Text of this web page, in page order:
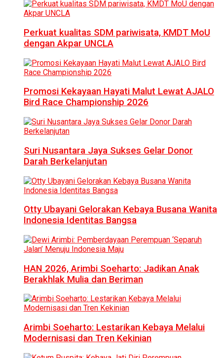
Perkuat kualitas SDM pariwisata, KMDT MoU
dengan Akpar UNCLA
Promosi Kekayaan Hayati Malut Lewat AJALO
Bird Race Championship 2026
Suri Nusantara Jaya Sukses Gelar Donor
Darah Berkelanjutan
Otty Ubayani Gelorakan Kebaya Busana Wanita
Indonesia Identitas Bangsa
HAN 2026, Arimbi Soeharto: Jadikan Anak
Berakhlak Mulia dan Beriman
Arimbi Soeharto: Lestarikan Kebaya Melalui
Modernisasi dan Tren Kekinian